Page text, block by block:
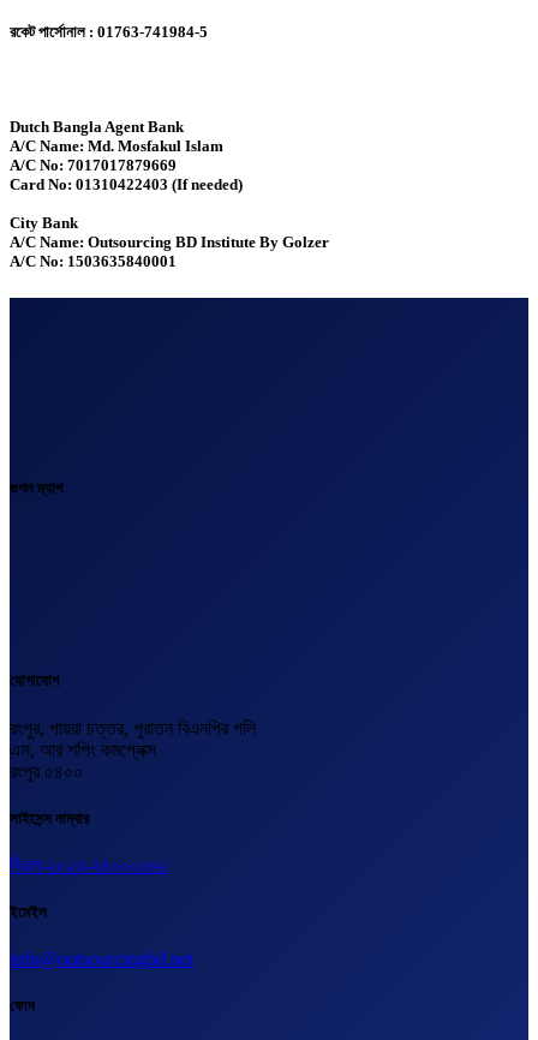
রকেট পার্সোনাল : 01763-741984-5
Dutch Bangla Agent Bank
A/C Name: Md. Mosfakul Islam
A/C No: 7017017879669
Card No: 01310422403 (If needed)
City Bank
A/C Name: Outsourcing BD Institute By Golzer
A/C No: 1503635840001
গুগল ম্যাপ
যোগাযোগ
রংপুর, পায়রা চত্তর, পুরাতন বিএনপির গলি
এস, আর শপিং কমপ্লেক্স
রংপুর ৫৪০০
লাইসেন্স নাম্বার
বিএল-২০২৩-২৪০০০১৬২
ইমেইল
info@outsourcingbd.net
ফোন